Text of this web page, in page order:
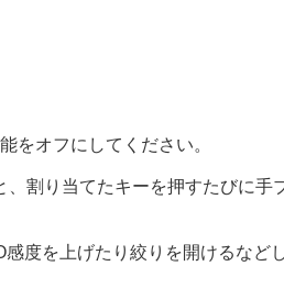
をオフにしてください。
、割り当てたキーを押すたびに手
度を上げたり絞りを開けるなど